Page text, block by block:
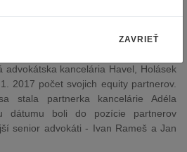
advokátska kancelária Havel, Holásek
2017 počet svojich equity partnerov.
stala partnerka kancelárie Adéla
dátumu boli do pozície partnerov
senior advokáti - Ivan Rameš a Jan
ZAVRIEŤ